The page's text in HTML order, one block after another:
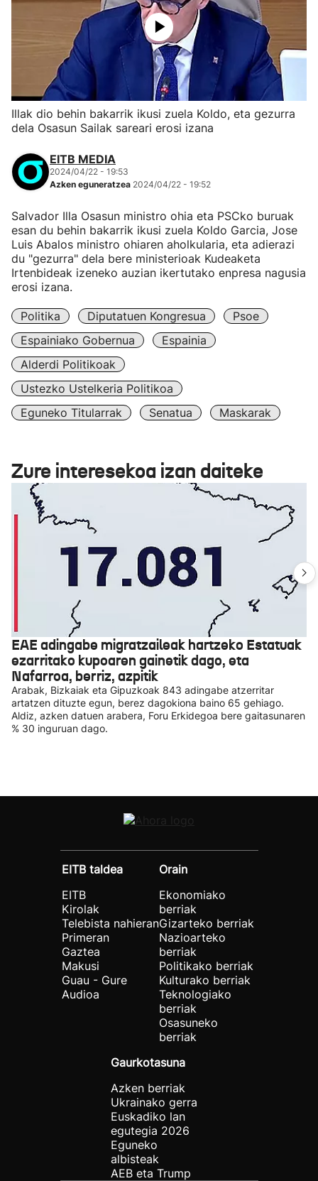
Illak dio behin bakarrik ikusi zuela Koldo, eta gezurra
dela Osasun Sailak sareari erosi izana
EITB MEDIA
2024/04/22 - 19:53
Azken eguneratzea 2024/04/22 - 19:52
Salvador Illa Osasun ministro ohia eta PSCko buruak
esan du behin bakarrik ikusi zuela Koldo Garcia, Jose
Luis Abalos ministro ohiaren aholkularia, eta adierazi
du "gezurra" dela bere ministerioak Kudeaketa
Irtenbideak izeneko auzian ikertutako enpresa nagusia
erosi izana.
Politika Diputatuen Kongresua
Psoe
Espainiako Gobernua
Espainia
Alderdi Politikoak
Ustezko Ustelkeria Politikoa
Eguneko Titularrak
Senatua Maskarak
Zure interesekoa izan daiteke
EAE adingabe migratzaileak hartzeko Estatuak
ezarritako kupoaren gainetik dago, eta
Nafarroa, berriz, azpitik
Arabak, Bizkaiak eta Gipuzkoak 843 adingabe atzerritar
artatzen dituzte egun, berez dagokiona baino 65 gehiago.
Aldiz, azken datuen arabera, Foru Erkidegoa bere gaitasunaren
% 30 inguruan dago.
EITB taldea
EITB
Kirolak
Telebista nahieran
Primeran
Gaztea
Makusi
Guau - Gure
Audioa
Orain
Ekonomiako
berriak
Gizarteko berriak
Nazioarteko
berriak
Politikako berriak
Kulturako berriak
Teknologiako
berriak
Osasuneko
berriak
Gaurkotasuna
Azken berriak
Ukrainako gerra
Euskadiko lan
egutegia 2026
Eguneko
albisteak
AEB eta Trump